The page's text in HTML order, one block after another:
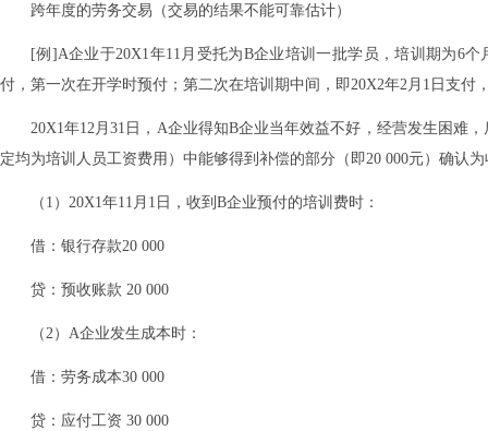
跨年度的劳务交易（交易的结果不能可靠估计）
[例]A企业于20X1年11月受托为B企业培训一批学员，培训期为6
付，第一次在开学时预付；第二次在培训期中间，即20X2年2月1日支
20X1年12月31日，A企业得知B企业当年效益不好，经营发生困难
定均为培训人员工资费用）中能够得到补偿的部分（即20 000元）确认
（1）20X1年11月1日，收到B企业预付的培训费时：
借：银行存款20 000
贷：预收账款 20 000
（2）A企业发生成本时：
借：劳务成本30 000
贷：应付工资 30 000